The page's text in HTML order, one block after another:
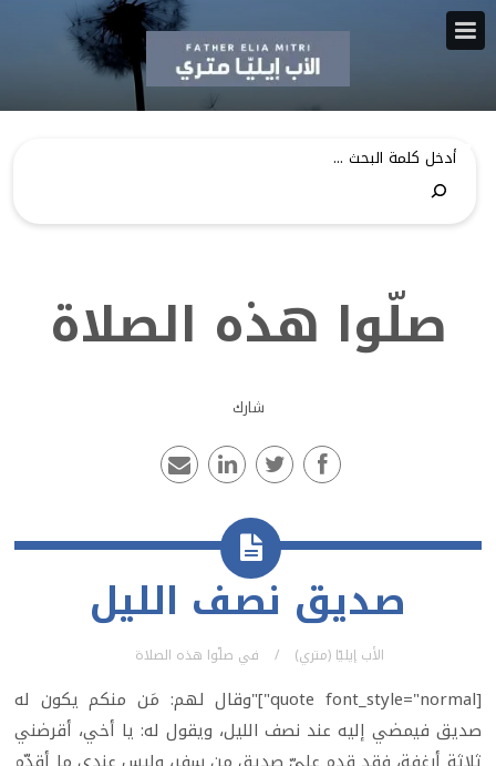
صلّوا هذه الصلاة
شارك
صديق نصف الليل
الأب إيليّا (متري) في صلّوا هذه الصلاة
[quote font_style="normal"]"وقال لهم: مَن منكم يكون له
صديق فيمضي إليه عند نصف الليل، ويقول له: يا أخي، أقرضني